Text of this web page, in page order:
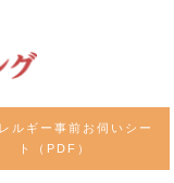
ルギー事前お伺いシー
ト（PDF）